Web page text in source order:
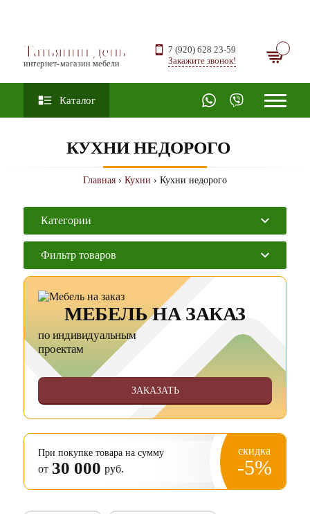
Татьянин день
интернет-магазин мебели
7 (920) 628 23-59
Закажите звонок!
Каталог
КУХНИ НЕДОРОГО
Главная › Кухни › Кухни недорого
Категории
Фильтр товаров
МЕБЕЛЬ НА ЗАКАЗ
по индивидуальным
проектам
ЗАКАЗАТЬ
При покупке товара на сумму
от 30 000 руб.
скидка
-5%